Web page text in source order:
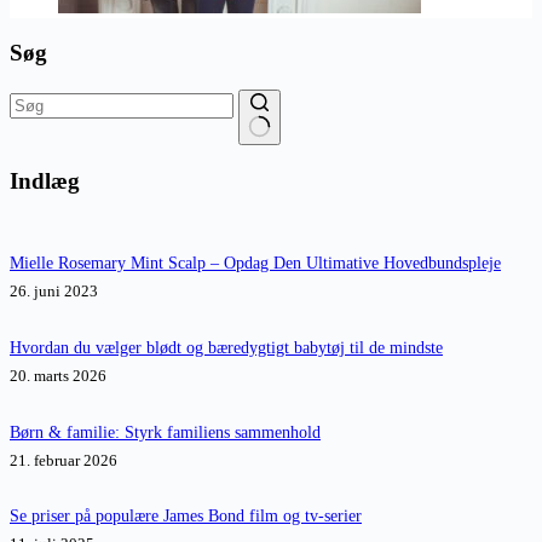
Søg
resultater
Indlæg
Mielle Rosemary Mint Scalp – Opdag Den Ultimative Hovedbundspleje
26. juni 2023
Hvordan du vælger blødt og bæredygtigt babytøj til de mindste
20. marts 2026
Børn & familie: Styrk familiens sammenhold
21. februar 2026
Se priser på populære James Bond film og tv-serier